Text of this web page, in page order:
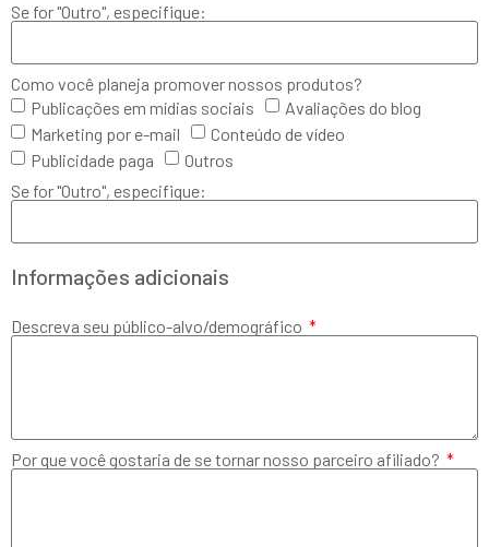
Se for "Outro", especifique:
Como você planeja promover nossos produtos?
Publicações em mídias sociais
Avaliações do blog
Marketing por e-mail
Conteúdo de vídeo
Publicidade paga
Outros
Se for "Outro", especifique:
Informações adicionais
Descreva seu público-alvo/demográfico
Por que você gostaria de se tornar nosso parceiro afiliado?